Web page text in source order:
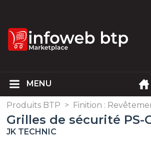
Produits BTP > Finition :
Grilles de sécurité PS-
JK TECHNIC